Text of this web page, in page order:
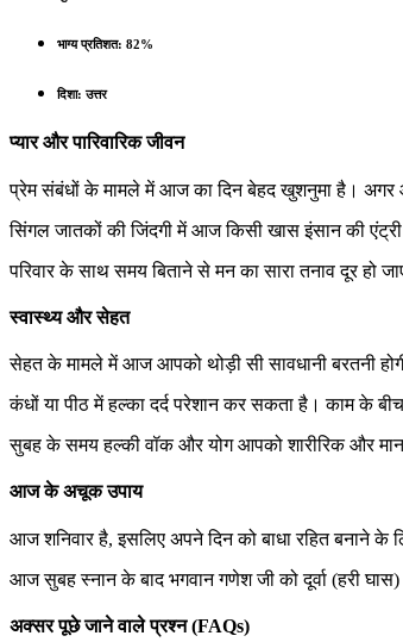
भाग्य प्रतिशत: 82%
दिशा: उत्तर
प्यार और पारिवारिक जीवन
प्रेम संबंधों के मामले में आज का दिन बेहद खुशनुमा है। अगर
सिंगल जातकों की जिंदगी में आज किसी खास इंसान की
परिवार के साथ समय बिताने से मन का सारा तनाव दूर हो
स्वास्थ्य और सेहत
सेहत के मामले में आज आपको थोड़ी सी सावधानी बरतनी
कंधों या पीठ में हल्का दर्द परेशान कर सकता है। काम के
सुबह के समय हल्की वॉक और योग आपको शारीरिक और
आज के अचूक उपाय
आज शनिवार है, इसलिए अपने दिन को बाधा रहित बनाने के
आज सुबह स्नान के बाद भगवान गणेश जी को दूर्वा (हरी
अक्सर पूछे जाने वाले प्रश्न (FAQs)